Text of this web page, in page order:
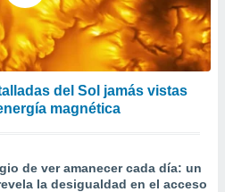
del Sol jamás vistas
magnética
de ver amanecer cada día: un
la desigualdad en el acceso